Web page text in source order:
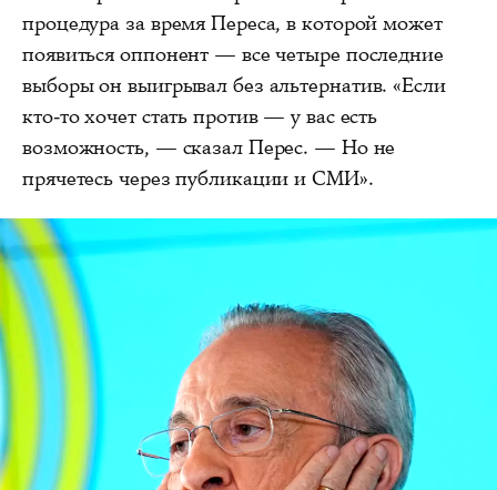
процедура за время Переса, в которой может
появиться оппонент — все четыре последние
выборы он выигрывал без альтернатив. «Если
кто-то хочет стать против — у вас есть
возможность, — сказал Перес. — Но не
прячетесь через публикации и СМИ».